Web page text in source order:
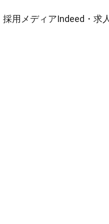
採用メディアIndeed・求